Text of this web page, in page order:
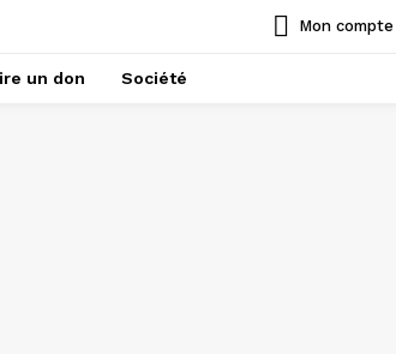
Mon compte
un don Société